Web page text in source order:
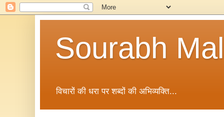
Sourabh
विचारों की धरा पर शब्दों की अभिव्यक्ति...